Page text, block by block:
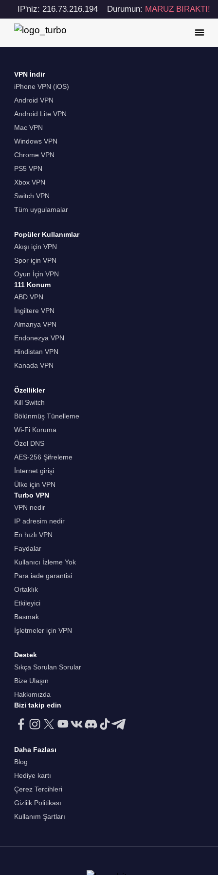
IP'niz: 216.73.216.194 Durumun: MARUZ BIRAKTI!
VPN İndir
iPhone VPN (iOS)
Android VPN
Android Lite VPN
Mac VPN
Windows VPN
Chrome VPN
PS5 VPN
Xbox VPN
Switch VPN
Tüm uygulamalar
Popüler Kullanımlar
Akışı için VPN
Spor için VPN
Oyun İçin VPN
111 Konum
ABD VPN
İngiltere VPN
Almanya VPN
Endonezya VPN
Hindistan VPN
Kanada VPN
Özellikler
Kill Switch
Bölünmüş Tünelleme
Wi-Fi Koruma
Özel DNS
AES-256 Şifreleme
İnternet girişi
Ülke için VPN
Turbo VPN
VPN nedir
IP adresim nedir
En hızlı VPN
Faydalar
Kullanıcı İzleme Yok
Para iade garantisi
Ortaklık
Etkileyici
Basmak
İşletmeler için VPN
Destek
Sıkça Sorulan Sorular
Bize Ulaşın
Hakkımızda
Bizi takip edin
Daha Fazlası
Blog
Hediye kartı
Çerez Tercihleri
Gizliik Politikası
Kullanım Şartları